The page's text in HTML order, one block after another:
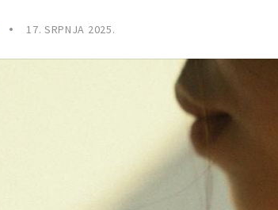
17. SRPNJA 2025.